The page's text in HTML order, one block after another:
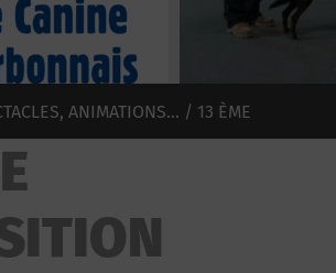
ANIMATIONS... / 13 ÈME